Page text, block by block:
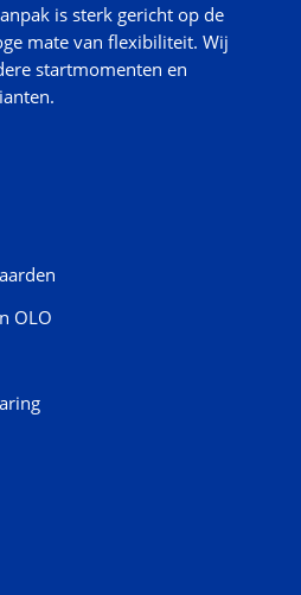
is sterk gericht op de
mate van flexibiliteit. Wij
startmomenten en
OLO